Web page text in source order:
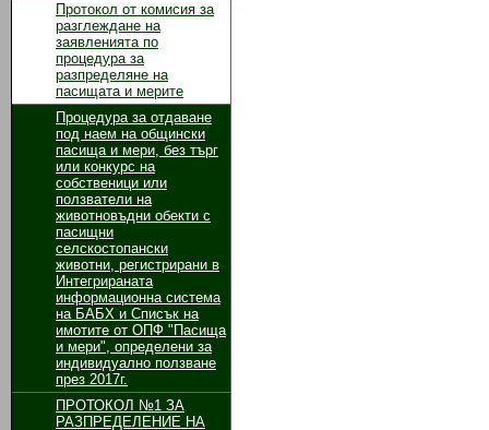
Протокол от комисия за
разглеждане на
заявленията по
процедура за
разпределяне на
пасищата и мерите
Процедура за отдаване
под наем на общински
пасища и мери, без търг
или конкурс на
собственици или
ползватели на
животновъдни обекти с
пасищни
селскостопански
животни, регистрирани в
Интегрираната
информационна система
на БАБХ и Списък на
имотите от ОПФ "Пасища
и мери", определени за
индивидуално ползване
през 2017г.
ПРОТОКОЛ №1 ЗА
РАЗПРЕДЕЛЕНИЕ НА